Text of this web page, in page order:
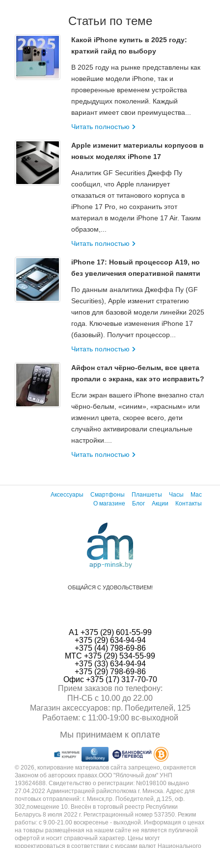
Статьи по теме
Какой iPhone купить в 2025 году:
краткий гайд по выбору
В 2025 году на рынке представлены как
новейшие модели iPhone, так и
проверенные временем устройства
предыдущих поколений. Каждый
вариант имеет свои преимущества...
Читать полностью
Apple изменит материалы корпусов в
новых моделях iPhone 17
Аналитик GF Securities Джефф Пу
сообщил, что Apple планирует
отказаться от титанового корпуса в
iPhone 17 Pro, но сохранить этот
материал в модели iPhone 17 Air. Таким
образом,...
Читать полностью
iPhone 17: Новый процессор A19, но
без увеличения оперативной памяти
По данным аналитика Джеффа Пу (GF
Securities), Apple изменит стратегию
чипов для базовой модели линейки 2025
года. Ключевые изменения iPhone 17
(базовый). Получит процессор...
Читать полностью
Айфон стал чёрно-белым, все цвета
пропали с экрана, как это исправить?
Если экран вашего iPhone внезапно стал
чёрно-белым, «синим», «красным» или
изменил цвета, скорее всего, дети
случайно активировали специальные
настройки....
Читать полностью
Аксессуары Смартфоны Планшеты Часы
Mac
О магазине
Блог Акции Контакты
ОБЩАЙСЯ С УДОВОЛЬСТВИЕМ!
А1 +375 (29) 601-55-99
+375 (29) 634-94-94
+375 (44) 798-69-86
МТС +375 (29) 534-55-99
+375 (33) 634-94-94
+375 (29) 798-69-86
Офис +375 (17) 317-70-70
Прием заказов по телефону:
ПН-СБ с 10.00 до 22.00
Магазин аксессуаров: пр. Победителей, 125
Работаем: с 11:00-19:00 вc-выходной
Мы принимаем к оплате
© 2026, копирование материалов сайта запрещено, охраняется
Законом об авторских правах.ООО "Яблочный дом" УНП
193624688. Свидетельство о регистрации: №0198100 выдано
27.04.2022 Администрацией райисполкома г. Минска. Адрес для
почтовых отправлений: г. Минск,пр. Победителей, д.125, оф.
302,помещение 10. Внесён в торговый реестр Республики
Беларусь 8 июля 2022 г. Регистрационный номер 537350. Режим
работы: с 9.00-21.00 воскресенье - выходной. Информация о ценах
на товары размещённая на нашем сайте не является публичной
офертой и носит справочный характер. Цены могут
корректироваться в соответствии с курсами валют Национального